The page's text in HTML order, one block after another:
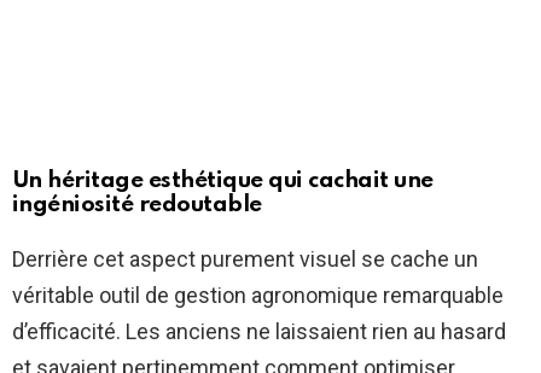
Un héritage esthétique qui cachait une
ingéniosité redoutable
Derrière cet aspect purement visuel se cache un
véritable outil de gestion agronomique remarquable
d’efficacité. Les anciens ne laissaient rien au hasard